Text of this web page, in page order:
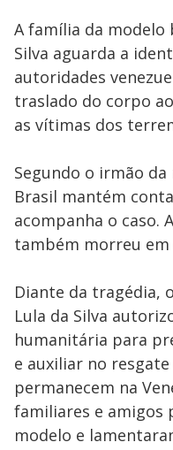
A família da modelo
Silva aguarda a
autoridades
traslado do corpo
as vítimas dos
Segundo o irmão
Brasil mantém
acompanha o caso.
também morreu
Diante da tragédia,
Lula da Silva
humanitária para
e auxiliar no
permanecem na
familiares e amigos
modelo e